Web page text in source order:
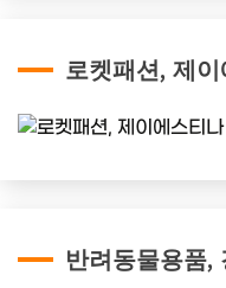
로켓패션, 제
반려동물용품,